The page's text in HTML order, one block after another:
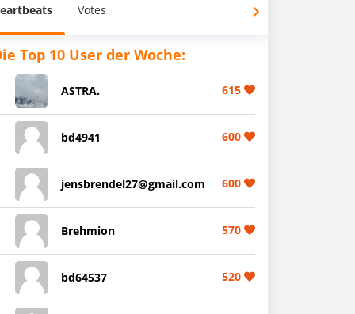
Votes
Top 10 User der Woche:
ASTRA. 615
bd4941 600
jensbrendel27@gmail.com 600
Brehmion 570
bd64537 520